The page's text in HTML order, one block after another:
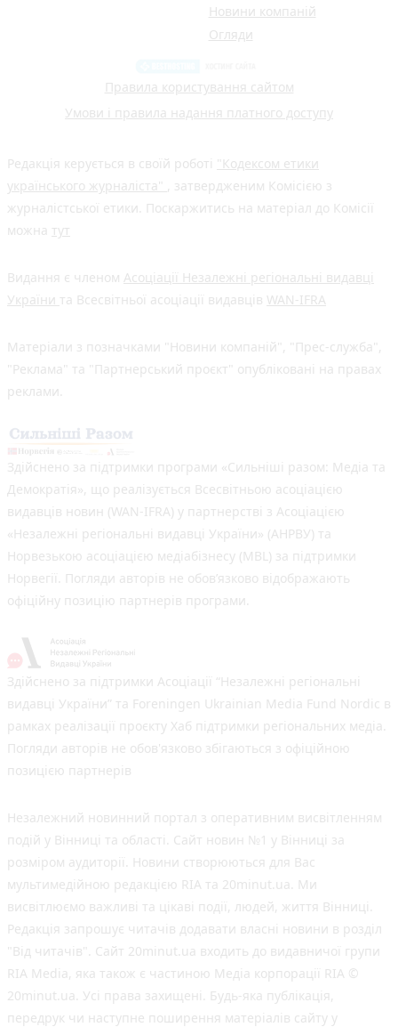
Новини компаній
Огляди
Правила користування сайтом
Умови і правила надання платного доступу
Редакція керується в своїй роботі "Кодексом етики
українського журналіста" , затвердженим Комісією з
журналістської етики. Поскаржитись на матеріал до Комісії
можна тут
Видання є членом Асоціації Незалежні регіональні видавці
України та Всесвітньої асоціації видавців WAN-IFRA
Матеріали з позначками "Новини компаній", "Прес-служба",
"Реклама" та "Партнерський проєкт" опубліковані на правах
реклами.
Здійснено за підтримки програми «Сильніші разом: Медіа та
Демократія», що реалізується Всесвітньою асоціацією
видавців новин (WAN-IFRA) у партнерстві з Асоціацією
«Незалежні регіональні видавці України» (АНРВУ) та
Норвезькою асоціацією медіабізнесу (MBL) за підтримки
Норвегії. Погляди авторів не обов’язково відображають
офіційну позицію партнерів програми.
Здійснено за підтримки Асоціації “Незалежні регіональні
видавці України” та Foreningen Ukrainian Media Fund Nordic в
рамках реалізації проєкту Хаб підтримки регіональних медіа.
Погляди авторів не обов'язково збігаються з офіційною
позицією партнерів
Незалежний новинний портал з оперативним висвітленням
подій у Вінниці та області. Сайт новин №1 у Вінниці за
розміром аудиторії. Новини створюються для Вас
мультимедійною редакцією RIA та 20minut.ua. Ми
висвітлюємо важливі та цікаві події, людей, життя Вінниці.
Редакція запрошує читачів додавати власні новини в розділ
"Від читачів". Сайт 20minut.ua входить до видавничої групи
RIA Media, яка також є частиною Медіа корпорації RIA ©
20minut.ua. Усі права захищені. Будь-яка публiкацiя,
передрук чи наступне поширення матеріалів сайту у